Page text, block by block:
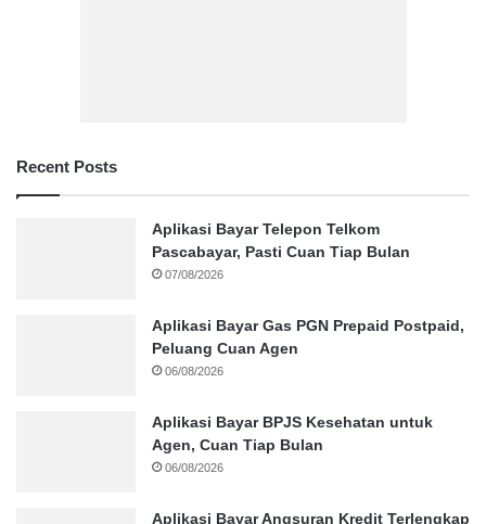
Recent Posts
Aplikasi Bayar Telepon Telkom
Pascabayar, Pasti Cuan Tiap Bulan
07/08/2026
Aplikasi Bayar Gas PGN Prepaid Postpaid,
Peluang Cuan Agen
06/08/2026
Aplikasi Bayar BPJS Kesehatan untuk
Agen, Cuan Tiap Bulan
06/08/2026
Aplikasi Bayar Angsuran Kredit Terlengkap